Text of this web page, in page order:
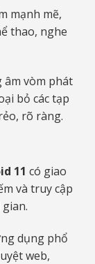
mạnh mẽ,
thao, nghe
vòm phát
bỏ các tạp
rõ ràng.
11 có giao
và truy cập
dụng phổ
web,